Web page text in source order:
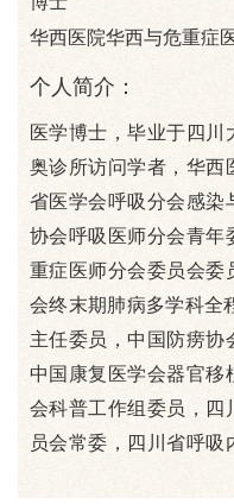
华西医院华西与危重症
个人简介：
医学博士，毕业于四川
奥诊所访问学者，华西
省医学会呼吸分会感染
协会呼吸医师分会青年
重症医师分会委员会委
会终末期肺病多学科全
主任委员，中国防痨协
中国康复医学会器官移
会科普工作组委员，四
员会常委，四川省呼